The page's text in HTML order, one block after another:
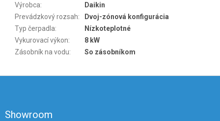
Výrobca:
Daikin
Prevádzkový rozsah:
Dvoj-zónová konfigurácia
Typ čerpadla:
Nízkoteplotné
Vykurovací výkon:
8 kW
Zásobník na vodu: So zásobníkom
Showroom